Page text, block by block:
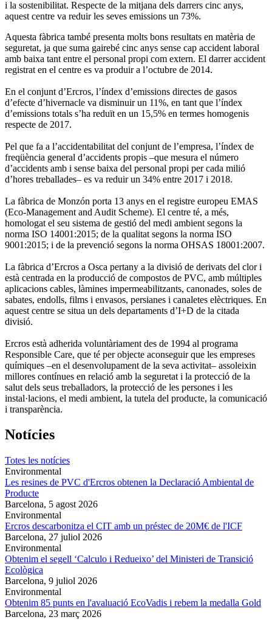
i la sostenibilitat. Respecte de la mitjana dels darrers cinc anys,
aquest centre va reduir les seves emissions un 73%.
Aquesta fàbrica també presenta molts bons resultats en matèria de
seguretat, ja que suma gairebé cinc anys sense cap accident laboral
amb baixa tant entre el personal propi com extern. El darrer accident
registrat en el centre es va produir a l’octubre de 2014.
En el conjunt d’Ercros, l’índex d’emissions directes de gasos
d’efecte d’hivernacle va disminuir un 11%, en tant que l’índex
d’emissions totals s’ha reduït en un 15,5% en termes homogenis
respecte de 2017.
Pel que fa a l’accidentabilitat del conjunt de l’empresa, l’índex de
freqüència general d’accidents propis –que mesura el número
d’accidents amb i sense baixa del personal propi per cada milió
d’hores treballades– es va reduir un 34% entre 2017 i 2018.
La fàbrica de Monzón porta 13 anys en el registre europeu EMAS
(Eco-Management and Audit Scheme). El centre té, a més,
homologat el seu sistema de gestió del medi ambient segons la
norma ISO 14001:2015; de la qualitat segons la norma ISO
9001:2015; i de la prevenció segons la norma OHSAS 18001:2007.
La fàbrica d’Ercros a Osca pertany a la divisió de derivats del clor i
està centrada en la producció de compostos de PVC, amb múltiples
aplicacions cables, làmines impermeabilitzants, canonades, soles de
sabates, endolls, films i envasos, persianes i canaletes elèctriques. En
aquest centre se situa un dels departaments d’I+D de la citada
divisió.
Ercros està adherida voluntàriament des de 1994 al programa
Responsible Care, que té per objecte aconseguir que les empreses
químiques –en el desenvolupament de la seva activitat– assoleixin
millores contínues en relació amb la seguretat i la protecció de la
salut dels seus treballadors, la protecció de les persones i les
instal·lacions, el medi ambient, la tutela del producte, la comunicació
i transparència.
Notícies
Totes les notícies
Environmental
Les resines de PVC d'Ercros obtenen la Declaració Ambiental de
Producte
Barcelona, 5 agost 2026
Environmental
Ercros descarbonitza el CIT amb un préstec de 20M€ de l'ICF
Barcelona, 27 juliol 2026
Environmental
Obtenim el segell ‘Calculo i Redueixo’ del Ministeri de Transició
Ecològica
Barcelona, 9 juliol 2026
Environmental
Obtenim 85 punts en l'avaluació EcoVadis i rebem la medalla Gold
Barcelona, 23 març 2026